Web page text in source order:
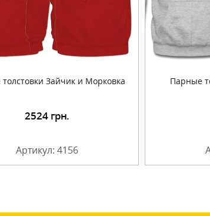
Зайчик и Морковка
2524 грн.
Артикул: 4156
Парные
Подробнее